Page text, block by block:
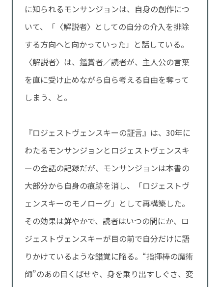
に知られるモンサンジョンは、自身の創作につ
いて、「〈解説者〉としての自分の介入を排除
する方向へと向かっていった」と話している。
〈解説者〉は、鑑賞者／読者が、主人公の言葉
を直に受け止めながら自ら考える自由を奪って
しまう、と。
『ロジェストヴェンスキーの証言』は、30年に
わたるモンサンジョンとロジェストヴェンスキ
ーの会話の記録だが、モンサンジョンは本書の
大部分から自身の痕跡を消し、「ロジェストヴ
ェンスキーのモノローグ」として再構築した。
その効果は鮮やかで、読者はいつの間にか、ロ
ジェストヴェンスキーが目の前で自分だけに語
りかけているような錯覚に陥る。“指揮棒の魔術
師”のあの目くばせや、身を乗り出すしぐさ、変